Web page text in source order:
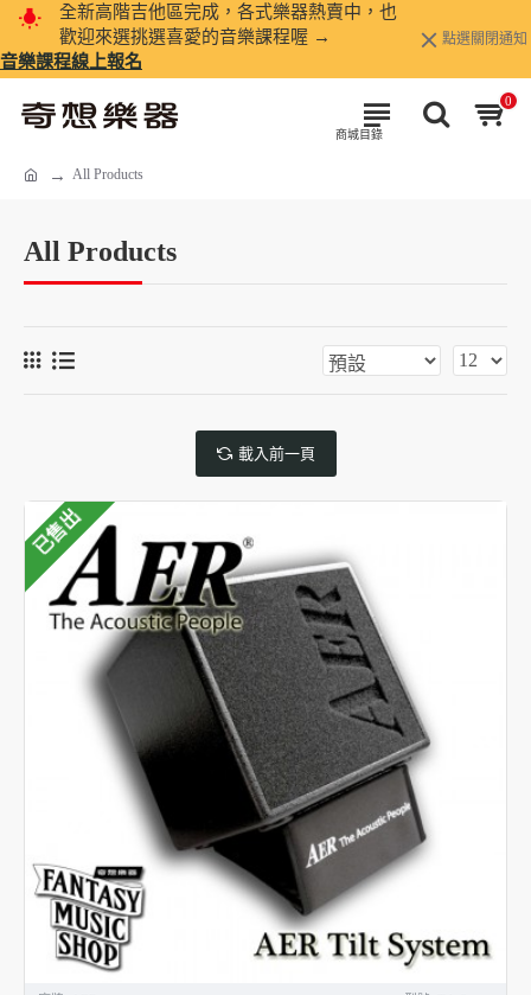
全新高階吉他區完成，各式樂器熱賣中，也
歡迎來選挑選喜愛的音樂課程喔 →
音樂課程線上報名
點選關閉通知
0
All Products
All Products
載入前一頁
已售出